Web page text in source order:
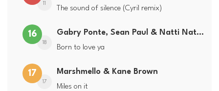
11
The sound of silence (Cyril remix)
16
18
Gabry Ponte, Sean Paul & Natti Natasha
Born to love ya
17
17
Marshmello & Kane Brown
Miles on it